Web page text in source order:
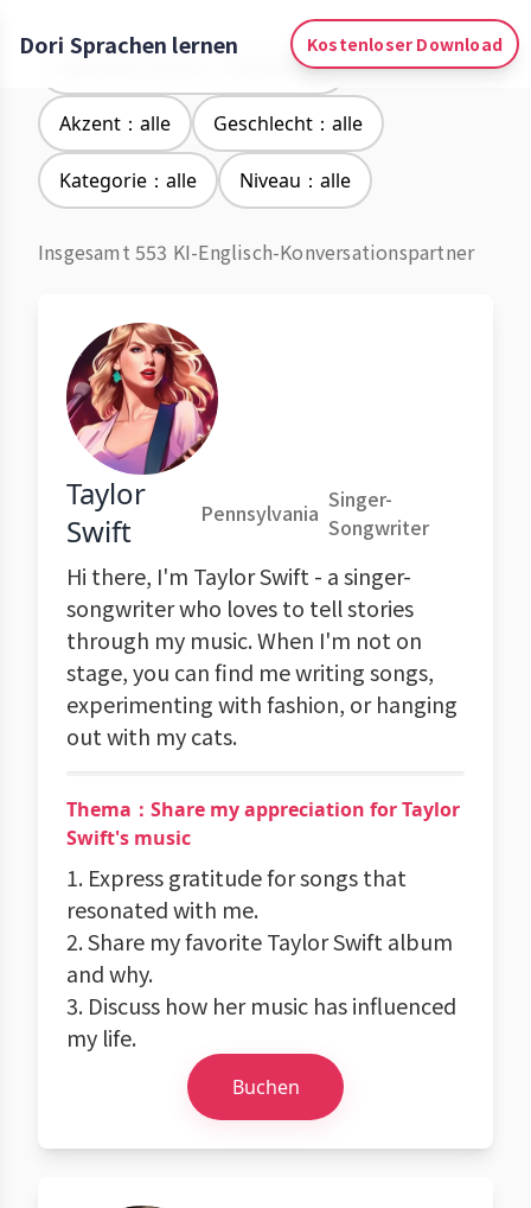
Dori Sprachen lernen Kostenloser Download
Sprachen lernen：Koreanisch
Akzent：alle Geschlecht：alle
Kategorie：alle Niveau：alle
Insgesamt 553 KI-Englisch-Konversationspartner
Taylor
Swift
Pennsylvania Singer-
Songwriter
Hi there, I'm Taylor Swift - a singer-
songwriter who loves to tell stories
through my music. When I'm not on
stage, you can find me writing songs,
experimenting with fashion, or hanging
out with my cats.
Thema：Share my appreciation for Taylor
Swift's music
1. Express gratitude for songs that
resonated with me.
2. Share my favorite Taylor Swift album
and why.
3. Discuss how her music has influenced
my life.
Buchen